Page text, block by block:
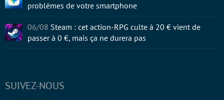
SUIVEZ-NOUS
problèmes de votre smartphone
06/08 Steam : cet action-RPG culte à 20 € vient de
passer à 0 €, mais ça ne durera pas